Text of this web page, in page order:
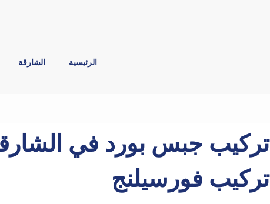
الرئيسية الشارقة
تركيب فورسيلنج